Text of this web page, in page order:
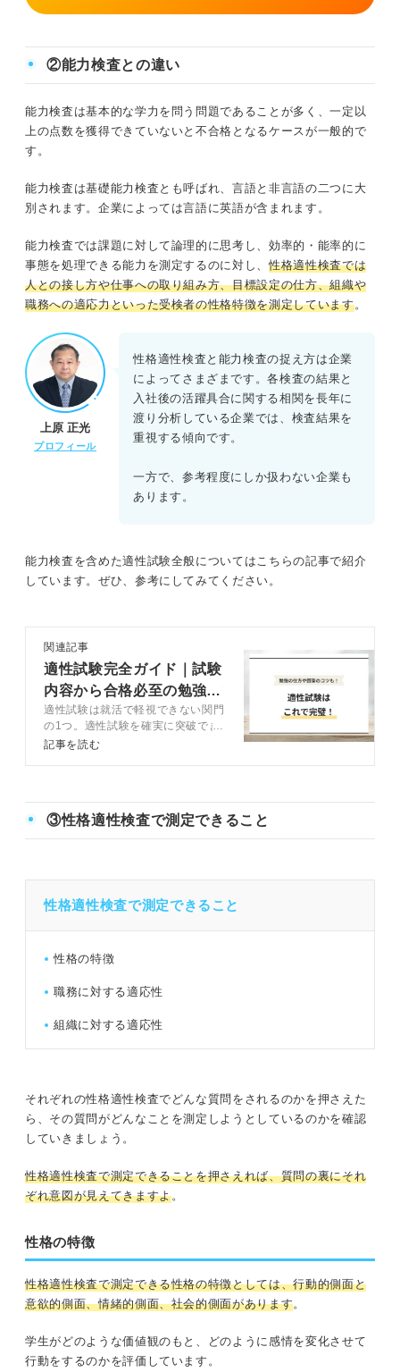
②能力検査との違い
能力検査は基本的な学力を問う問題であることが多く、一定以
上の点数を獲得できていないと不合格となるケースが一般的で
す。
能力検査は基礎能力検査とも呼ばれ、言語と非言語の二つに大
別されます。企業によっては言語に英語が含まれます。
能力検査では課題に対して論理的に思考し、効率的・能率的に
事態を処理できる能力を測定するのに対し、性格適性検査では
人との接し方や仕事への取り組み方、目標設定の仕方、組織や
職務への適応力といった受検者の性格特徴を測定しています。
上原 正光
プロフィール
性格適性検査と能力検査の捉え方は企業
によってさまざまです。各検査の結果と
入社後の活躍具合に関する相関を長年に
渡り分析している企業では、検査結果を
重視する傾向です。
一方で、参考程度にしか扱わない企業も
あります。
能力検査を含めた適性試験全般についてはこちらの記事で紹介
しています。ぜひ、参考にしてみてください。
関連記事
適性試験完全ガイド｜試験
内容から合格必至の勉強方
法まで解説
適性試験は就活で軽視できない関門
の1つ。適性試験を確実に突破でき
るよう、キャリアコンサルタントが
参考にしましょう。
記事を読む
③性格適性検査で測定できること
性格適性検査で測定できること
性格の特徴
職務に対する適応性
組織に対する適応性
それぞれの性格適性検査でどんな質問をされるのかを押さえた
ら、その質問がどんなことを測定しようとしているのかを確認
していきましょう。
性格適性検査で測定できることを押さえれば、質問の裏にそれ
ぞれ意図が見えてきますよ。
性格の特徴
性格適性検査で測定できる性格の特徴としては、行動的側面と
意欲的側面、情緒的側面、社会的側面があります。
学生がどのような価値観のもと、どのように感情を変化させて
行動をするのかを評価しています。